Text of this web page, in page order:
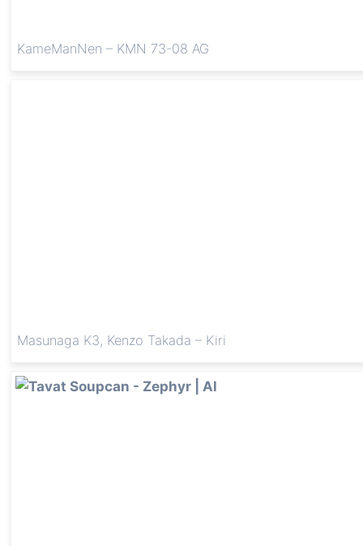
KameManNen – KMN 73-08 AG
Masunaga K3, Kenzo Takada – Kiri